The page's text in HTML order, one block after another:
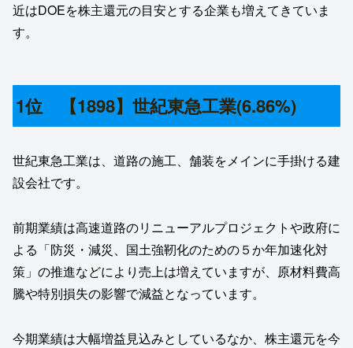
近はDOEを株主還元の目安とする企業も増えてきていま
す。
1位 【1898】世紀東急工業(6.86%)
世紀東急工業は、道路の施工、舗装をメインに手掛ける建
設会社です。
前期業績は高速道路のリニューアルプロジェクトや政府に
よる「防災・減災、国土強靭化のための５か年加速化対
策」の推進などにより売上は増えていますが、原材料費高
騰や特別損失の影響で減益となっています。
今期業績は大幅増益見込みとしているなか、株主還元を今